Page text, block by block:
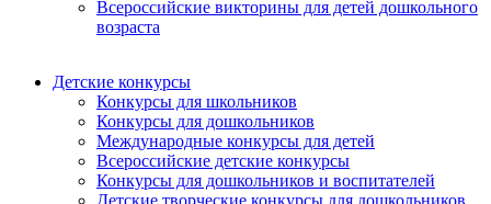
Всероссийские викторины для детей дошкольного
возраста
Детские конкурсы
Конкурсы для школьников
Конкурсы для дошкольников
Международные конкурсы для детей
Всероссийские детские конкурсы
Конкурсы для дошкольников и воспитателей
Детские творческие конкурсы для дошкольников